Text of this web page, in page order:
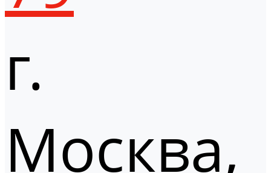
г.
Москва,